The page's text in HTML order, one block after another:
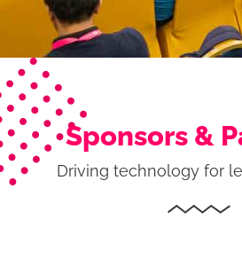
Sponsors &
Driving technology for